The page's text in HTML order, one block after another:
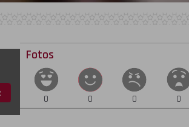
Fotos
0 0 0 0